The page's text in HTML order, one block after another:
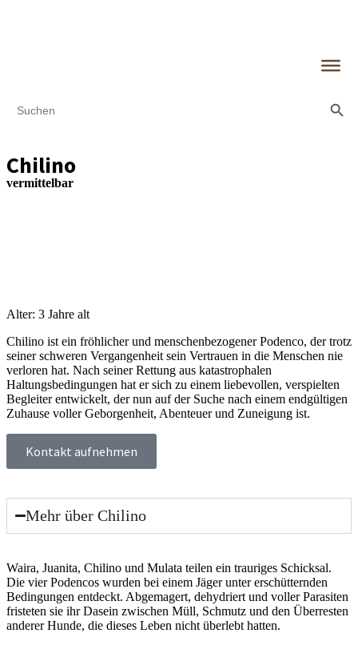
for:
Chilino
vermittelbar
Alter: 3 Jahre alt
Chilino ist ein fröhlicher und menschenbezogener Podenco, der trotz
seiner schweren Vergangenheit sein Vertrauen in die Menschen nie
verloren hat. Nach seiner Rettung aus katastrophalen
Haltungsbedingungen hat er sich zu einem liebevollen, verspielten
Begleiter entwickelt, der nun auf der Suche nach einem endgültigen
Zuhause voller Geborgenheit, Abenteuer und Zuneigung ist.
Kontakt aufnehmen
Mehr über Chilino
Wai­ra, Jua­ni­ta, Chi­li­no und Mula­ta tei­len ein trau­ri­ges Schick­sal.
Die vier Poden­cos wur­den bei einem Jäger unter erschüt­tern­den
Bedin­gun­gen ent­deckt. Abge­ma­gert, dehy­driert und vol­ler Para­si­ten
fris­te­ten sie ihr Dasein zwi­schen Müll, Schmutz und den Über­res­ten
ande­rer Hun­de, die die­ses Leben nicht über­lebt hat­ten.